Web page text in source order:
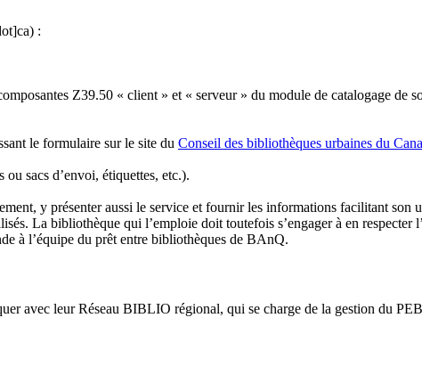
:
Z39.50 « client » et « serveur » du module de catalogage de
le formulaire sur le site du Conseil des bibliothèques urbaines du
sacs d’envoi, étiquettes, etc.).
y présenter aussi le service et fournir les informations facilitant son
La bibliothèque qui l’emploie doit toutefois s’engager à en respecter
à l’équipe du prêt entre bibliothèques de BAnQ.
avec leur Réseau BIBLIO régional, qui se charge de la gestion du